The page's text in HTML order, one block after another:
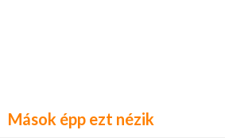
Mások épp ezt nézik